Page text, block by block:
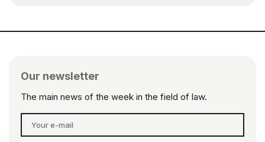
Our newsletter
The main news of the week in the field of law.